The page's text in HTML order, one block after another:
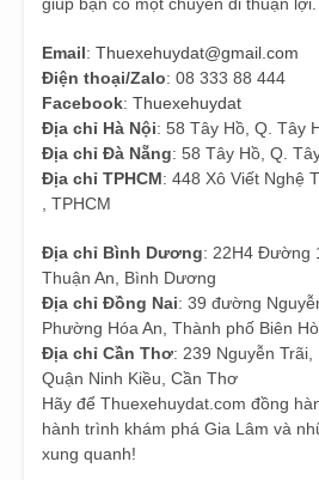
giúp bạn có một chuyến đi thuận lợi.
Email: Thuexehuydat@gmail.com
Điện thoại/Zalo: 08 333 88 444
Facebook: Thuexehuydat
Địa chỉ Hà Nội: 58 Tây Hồ, Q. Tây
Địa chỉ Đà Nẵng: 58 Tây Hồ, Q.
Địa chỉ TPHCM: 448 Xô Viết Nghệ
, TPHCM
Địa chỉ Bình Dương: 22H4 Đường
Thuận An, Bình Dương
Địa chỉ Đồng Nai: 39 đường
Phường Hóa An, Thành phố Biên
Địa chỉ Cần Thơ: 239 Nguyễn
Quận Ninh Kiều, Cần Thơ
Hãy để Thuexehuydat.com đồng
hành trình khám phá Gia Lâm và
xung quanh!